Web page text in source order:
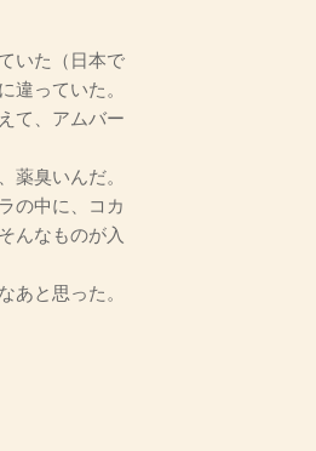
いた（日本で
違っていた。
て、アムバー
臭いんだ。
の中に、コカ
んなものが入
あと思った。